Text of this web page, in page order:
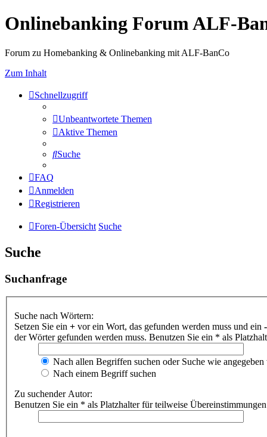
Onlinebanking Forum ALF-
Forum zu Homebanking & Onlinebanking mit ALF-BanCo
Zum Inhalt
Schnellzugriff
Unbeantwortete Themen
Aktive Themen
Suche
FAQ
Anmelden
Registrieren
Foren-Übersicht Suche
Suche
Suchanfrage
Suche nach Wörtern:
Setzen Sie ein + vor ein Wort, das gefunden werden muss und ein -
der Wörter gefunden werden muss. Benutzen Sie ein * als
Nach allen Begriffen suchen oder Suche wie angegeben
Nach einem Begriff suchen
Zu suchender Autor:
Benutzen Sie ein * als Platzhalter für teilweise